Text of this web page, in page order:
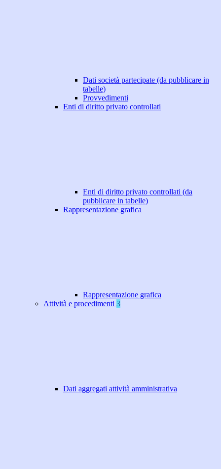
Dati società partecipate (da pubblicare in
tabelle)
Provvedimenti
Enti di diritto privato controllati
Enti di diritto privato controllati (da
pubblicare in tabelle)
Rappresentazione grafica
Rappresentazione grafica
Attività e procedimenti 3
Dati aggregati attività amministrativa